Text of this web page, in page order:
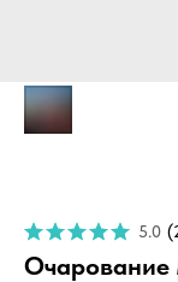
5.0 (
Очарование